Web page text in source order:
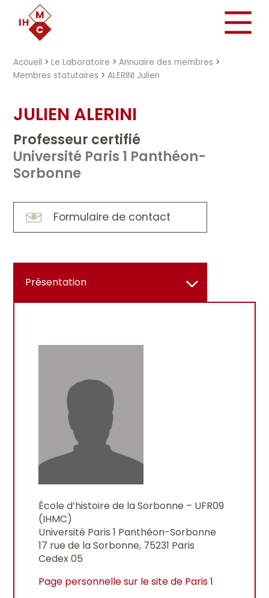
Accueil >Le Laboratoire >Annuaire des membres >
Membres statutaires >ALERINI Julien
JULIEN ALERINI
Professeur certifié
Université Paris 1 Panthéon-
Sorbonne
Formulaire de contact
Présentation
École d’histoire de la Sorbonne – UFR09
(IHMC)
Université Paris 1 Panthéon-Sorbonne
17 rue de la Sorbonne, 75231 Paris
Cedex 05
Page personnelle sur le site de Paris 1